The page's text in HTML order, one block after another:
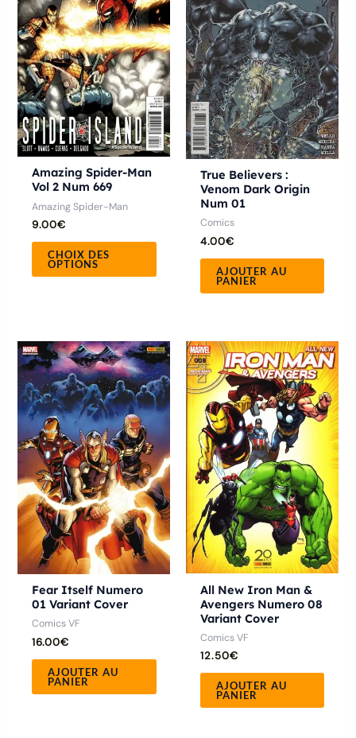
Amazing Spider-Man
Vol 2 Num 669
Amazing Spider-Man
9.00€
CHOIX DES
OPTIONS
variations.
Les
options
peuvent
être
choisies
sur
True Believers :
Venom Dark Origin
Num 01
Comics
4.00€
AJOUTER AU
PANIER
Fear Itself Numero
01 Variant Cover
Comics VF
16.00€
AJOUTER AU
PANIER
All New Iron Man &
Avengers Numero 08
Variant Cover
Comics VF
12.50€
AJOUTER AU
PANIER